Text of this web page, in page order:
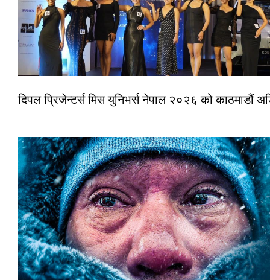
दिपल प्रिजेन्टर्स मिस युनिभर्स नेपाल २०२६ को काठमाडौं